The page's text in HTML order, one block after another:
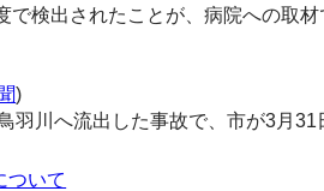
検出されたことが、病院への取材
)
川へ流出した事故で、市が3月31
ついて